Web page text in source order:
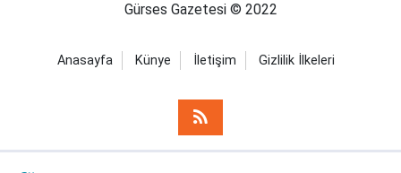
Gürses Gazetesi © 2022
Anasayfa Künye İletişim Gizlilik İlkeleri